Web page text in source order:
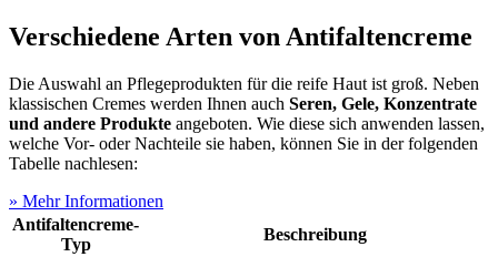
Verschiedene Arten von Antifaltencreme
Die Auswahl an Pflegeprodukten für die reife Haut ist groß. Neben
klassischen Cremes werden Ihnen auch Seren, Gele, Konzentrate
und andere Produkte angeboten. Wie diese sich anwenden lassen,
welche Vor- oder Nachteile sie haben, können Sie in der folgenden
Tabelle nachlesen:
» Mehr Informationen
Antifaltencreme-
Typ
Beschreibung